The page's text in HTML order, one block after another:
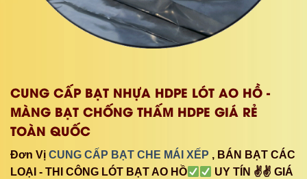
CUNG CẤP BẠT NHỰA HDPE LÓT AO HỒ -
MÀNG BẠT CHỐNG THẤM HDPE GIÁ RẺ
TOÀN QUỐC
Đơn Vị CUNG CẤP BẠT CHE MÁI XẾP , BÁN BẠT CÁC
LOẠI - THI CÔNG LÓT BẠT AO HỒ
UY TÍN ✌✌ GIÁ